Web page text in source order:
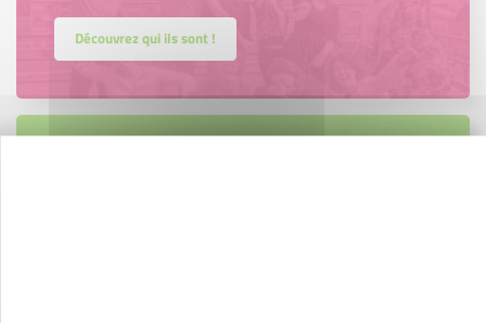
Découvrez qui ils sont !